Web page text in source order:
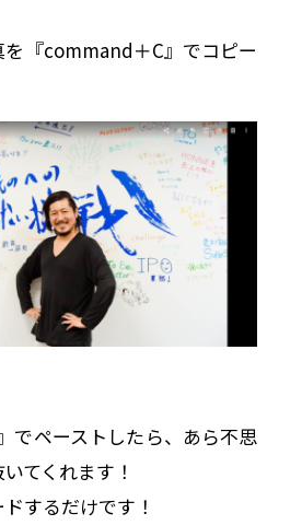
を『command＋C』でコピー
でペーストしたら、あら不思
てくれます！
するだけです！